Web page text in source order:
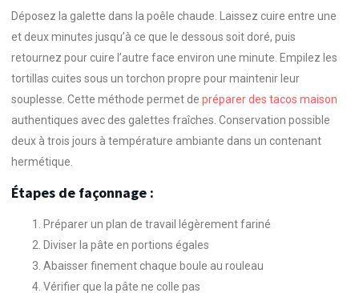
Déposez la galette dans la poêle chaude. Laissez cuire entre une
et deux minutes jusqu’à ce que le dessous soit doré, puis
retournez pour cuire l’autre face environ une minute. Empilez les
tortillas cuites sous un torchon propre pour maintenir leur
souplesse. Cette méthode permet de préparer des tacos maison
authentiques avec des galettes fraîches. Conservation possible
deux à trois jours à température ambiante dans un contenant
hermétique.
Étapes de façonnage :
Préparer un plan de travail légèrement fariné
Diviser la pâte en portions égales
Abaisser finement chaque boule au rouleau
Vérifier que la pâte ne colle pas